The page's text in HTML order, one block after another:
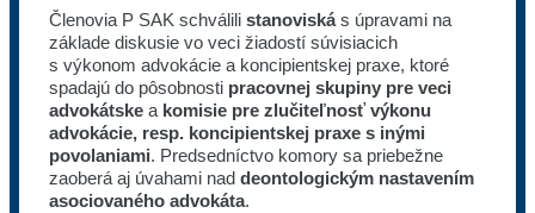
Členovia P SAK schválili stanoviskás úpravami na
základe diskusie vo veci žiadostí súvisiacich
s výkonom advokácie a koncipientskej praxe, ktoré
spadajú do pôsobnosti pracovnej skupiny pre veci
advokátske a komisie pre zlučiteľnosť výkonu
advokácie, resp. koncipientskej praxe s inými
povolaniami. Predsedníctvo komory sa priebežne
zaoberá aj úvahami nad deontologickým nastavením
asociovaného advokáta.